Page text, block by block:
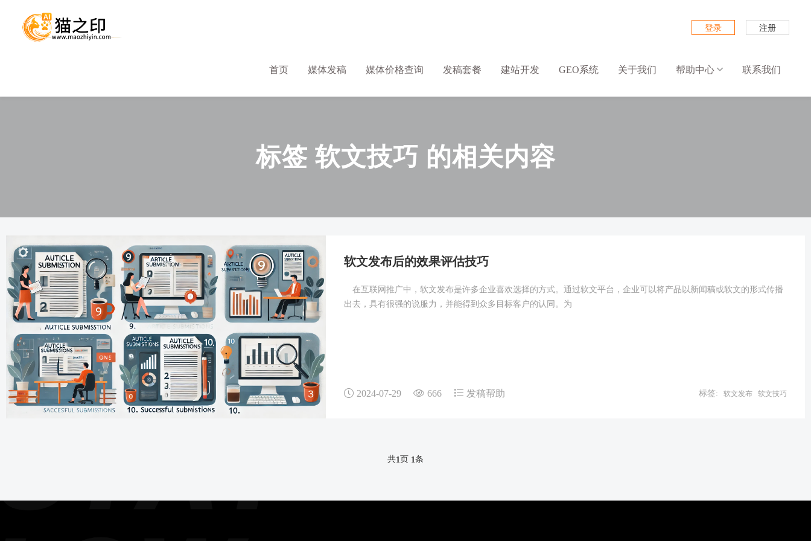
登录 注册
首页 媒体发稿 媒体价格查询 发稿套餐 建站开发 GEO系统 关于我们 帮助中心 联系我们
标签 软文技巧 的相关内容
软文发布后的效果评估技巧
在互联网推广中，软文发布是许多企业喜欢选择的方式。通过软文平台，企业可以将产品以新闻稿或软文的形式传播
出去，具有很强的说服力，并能得到众多目标客户的认同。为
2024-07-29 666 发稿帮助 标签: 软文发布 软文技巧
共1页 1条